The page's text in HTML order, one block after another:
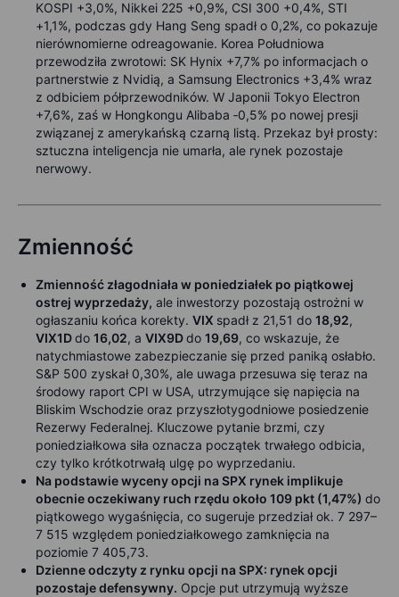
KOSPI +3,0%, Nikkei 225 +0,9%, CSI 300 +0,4%, STI
+1,1%, podczas gdy Hang Seng spadł o 0,2%, co pokazuje
nierównomierne odreagowanie. Korea Południowa
przewodziła zwrotowi: SK Hynix +7,7% po informacjach o
partnerstwie z Nvidią, a Samsung Electronics +3,4% wraz
z odbiciem półprzewodników. W Japonii Tokyo Electron
+7,6%, zaś w Hongkongu Alibaba ‑0,5% po nowej presji
związanej z amerykańską czarną listą. Przekaz był prosty:
sztuczna inteligencja nie umarła, ale rynek pozostaje
nerwowy.
Zmienność
Zmienność złagodniała w poniedziałek po piątkowej
ostrej wyprzedaży, ale inwestorzy pozostają ostrożni w
ogłaszaniu końca korekty. VIX spadł z 21,51 do 18,92,
VIX1Ddo 16,02, a VIX9Ddo 19,69, co wskazuje, że
natychmiastowe zabezpieczanie się przed paniką osłabło.
S&P 500 zyskał 0,30%, ale uwaga przesuwa się teraz na
środowy raport CPI w USA, utrzymujące się napięcia na
Bliskim Wschodzie oraz przyszłotygodniowe posiedzenie
Rezerwy Federalnej. Kluczowe pytanie brzmi, czy
poniedziałkowa siła oznacza początek trwałego odbicia,
czy tylko krótkotrwałą ulgę po wyprzedaniu.
Na podstawie wyceny opcji na SPX rynek implikuje
obecnie oczekiwany ruch rzędu około 109 pkt (1,47%) do
piątkowego wygaśnięcia, co sugeruje przedział ok. 7 297–
7 515 względem poniedziałkowego zamknięcia na
poziomie 7 405,73.
Dzienne odczyty z rynku opcji na SPX: rynek opcji
pozostaje defensywny. Opcje put utrzymują wyższe